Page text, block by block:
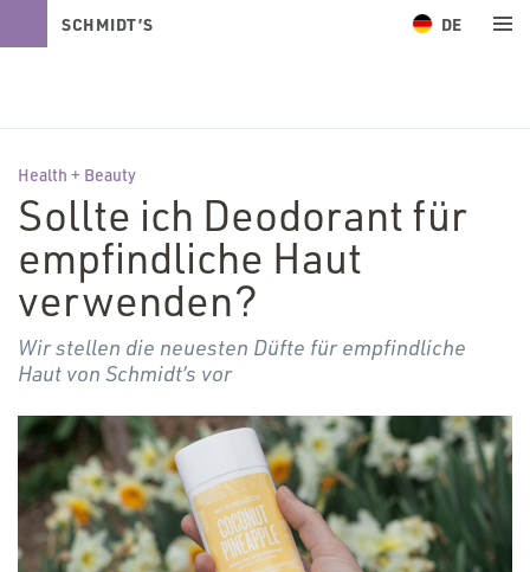
SCHMIDT’S DE
Health + Beauty
Sollte ich Deodorant für
empfindliche Haut
verwenden?
Wir stellen die neuesten Düfte für empfindliche
Haut von Schmidt’s vor